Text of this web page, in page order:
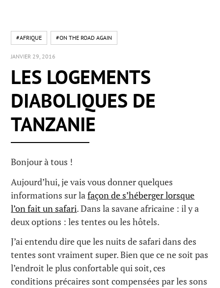
#AFRIQUE #ON THE ROAD AGAIN
JANVIER 29, 2016
LES LOGEMENTS
DIABOLIQUES DE
TANZANIE
Bonjour à tous !
Aujourd’hui, je vais vous donner quelques
informations sur lafaçon de s’héberger lorsque
l’on fait un safari. Dans la savane africaine : il y a
deux options : les tentes ou les hôtels.
J’ai entendu dire que les nuits de safari dans des
tentes sont vraiment super. Bien que ce ne soit pas
l’endroit le plus confortable qui soit, ces
conditions précaires sont compensées par les sons